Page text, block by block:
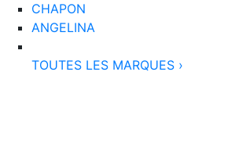
CHAPON
ANGELINA
TOUTES LES MARQUES ›